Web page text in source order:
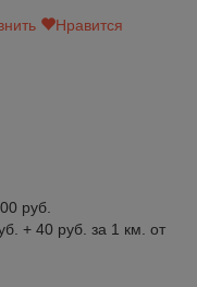
Нравится
руб.
+ 40 руб. за 1 км. от